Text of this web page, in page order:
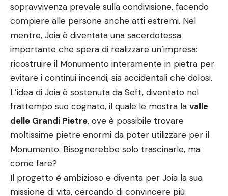
sopravvivenza prevale sulla condivisione, facendo
compiere alle persone anche atti estremi. Nel
mentre, Joia è diventata una sacerdotessa
importante che spera di realizzare un’impresa:
ricostruire il Monumento interamente in pietra per
evitare i continui incendi, sia accidentali che dolosi.
L’idea di Joia è sostenuta da Seft, diventato nel
frattempo suo cognato, il quale le mostra la valle
delle Grandi Pietre, ove è possibile trovare
moltissime pietre enormi da poter utilizzare per il
Monumento. Bisognerebbe solo trascinarle, ma
come fare?
Il progetto è ambizioso e diventa per Joia la sua
missione di vita, cercando di convincere più